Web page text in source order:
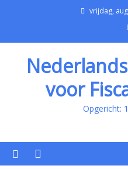
vrijdag,
voor
Opgericht: